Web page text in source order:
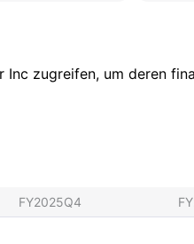
Inc zugreifen, um deren
FY2025Q4